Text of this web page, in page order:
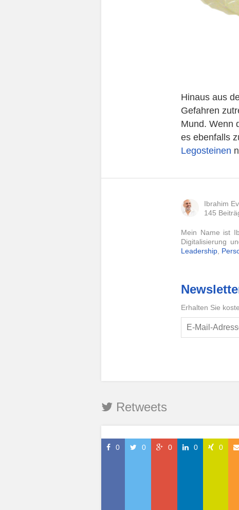
0 0 0 0 0
Hinaus aus
Gefahren
Mund. Wenn
es ebenfalls
Legosteinen
Ibrahim
145
Mein Name ist
Digitalisierung
Leadership,
Erhalten Sie
Retweets